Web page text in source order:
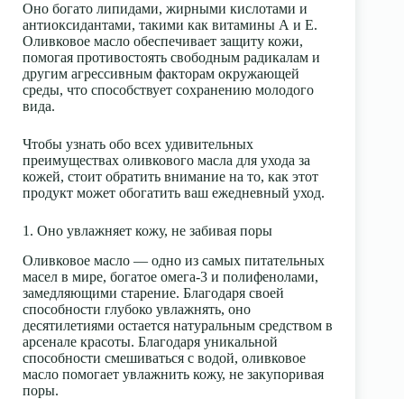
Оно богато липидами, жирными кислотами и
антиоксидантами, такими как витамины А и Е.
Оливковое масло обеспечивает защиту кожи,
помогая противостоять свободным радикалам и
другим агрессивным факторам окружающей
среды, что способствует сохранению молодого
вида.
Чтобы узнать обо всех удивительных
преимуществах оливкового масла для ухода за
кожей, стоит обратить внимание на то, как этот
продукт может обогатить ваш ежедневный уход.
1. Оно увлажняет кожу, не забивая поры
Оливковое масло — одно из самых питательных
масел в мире, богатое омега-3 и полифенолами,
замедляющими старение. Благодаря своей
способности глубоко увлажнять, оно
десятилетиями остается натуральным средством в
арсенале красоты. Благодаря уникальной
способности смешиваться с водой, оливковое
масло помогает увлажнить кожу, не закупоривая
поры.